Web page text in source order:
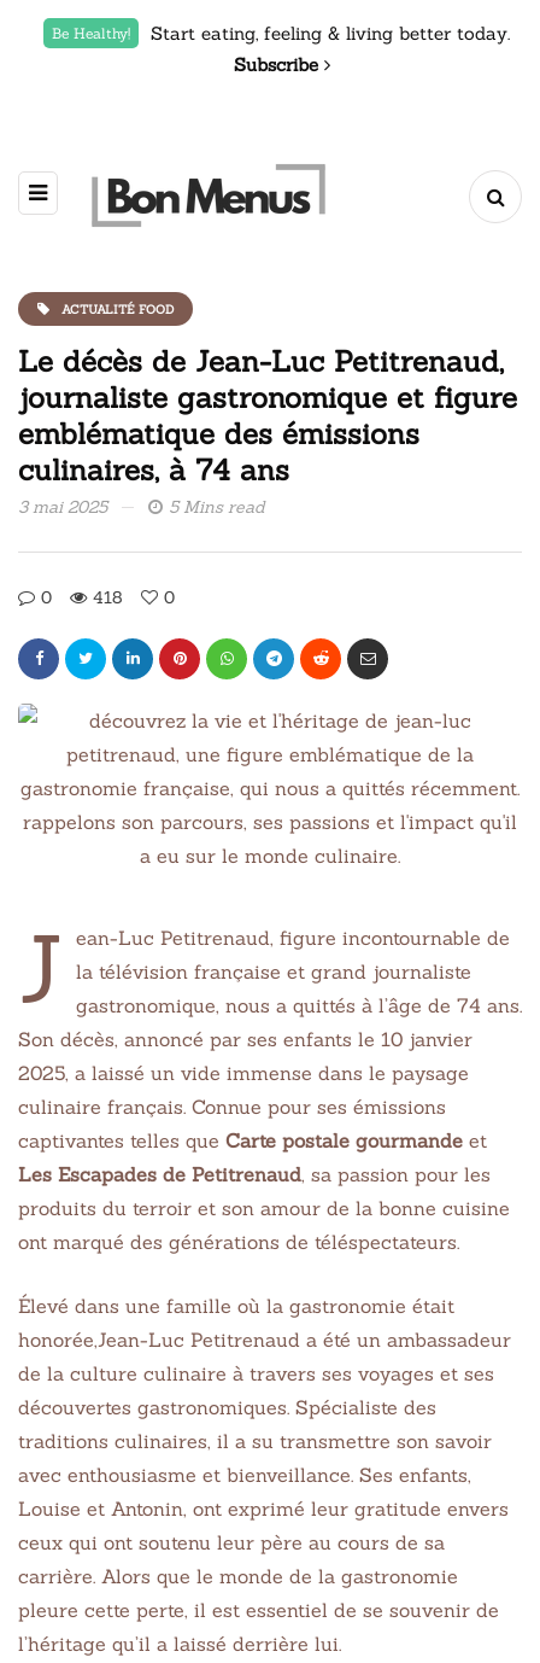
Be Healthy!
Start eating, feeling & living better today.
Subscribe
ACTUALITÉ FOOD
Le décès de Jean-Luc Petitrenaud,
journaliste gastronomique et figure
emblématique des émissions
culinaires, à 74 ans
3 mai 2025 5 Mins read
0 418 0
J
ean-Luc Petitrenaud, figure incontournable de
la télévision française et grand journaliste
gastronomique, nous a quittés à l’âge de 74 ans.
Son décès, annoncé par ses enfants le 10 janvier
2025, a laissé un vide immense dans le paysage
culinaire français. Connue pour ses émissions
captivantes telles que Carte postale gourmande et
Les Escapades de Petitrenaud, sa passion pour les
produits du terroir et son amour de la bonne cuisine
ont marqué des générations de téléspectateurs.
Élevé dans une famille où la gastronomie était
honorée,Jean-Luc Petitrenaud a été un ambassadeur
de la culture culinaire à travers ses voyages et ses
découvertes gastronomiques. Spécialiste des
traditions culinaires, il a su transmettre son savoir
avec enthousiasme et bienveillance. Ses enfants,
Louise et Antonin, ont exprimé leur gratitude envers
ceux qui ont soutenu leur père au cours de sa
carrière. Alors que le monde de la gastronomie
pleure cette perte, il est essentiel de se souvenir de
l’héritage qu’il a laissé derrière lui.